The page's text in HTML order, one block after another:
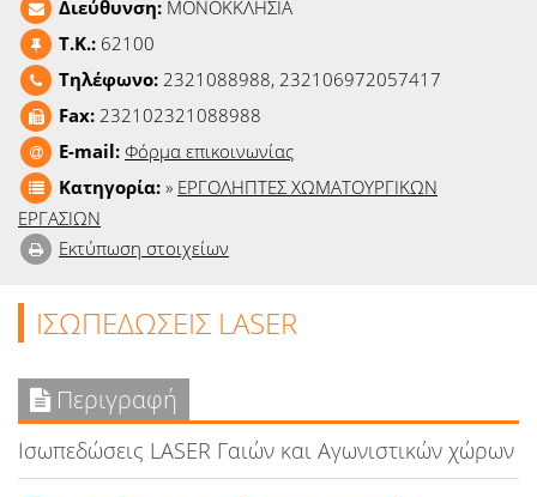
Διεύθυνση: ΜΟΝΟΚΚΛΗΣΙΑ
T.K.: 62100
Τηλέφωνο: 2321088988, 232106972057417
Fax: 232102321088988
E-mail: Φόρμα επικοινωνίας
Κατηγορία: » ΕΡΓΟΛΗΠΤΕΣ ΧΩΜΑΤΟΥΡΓΙΚΩΝ
ΕΡΓΑΣΙΩΝ
Εκτύπωση στοιχείων
ΙΣΩΠΕΔΩΣΕΙΣ LASER
Περιγραφή
Ισωπεδώσεις LASER Γαιών και Αγωνιστικών χώρων